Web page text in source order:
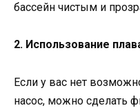
бассейн чистым и
2. Использование
Если у вас нет
насос, можно сделать